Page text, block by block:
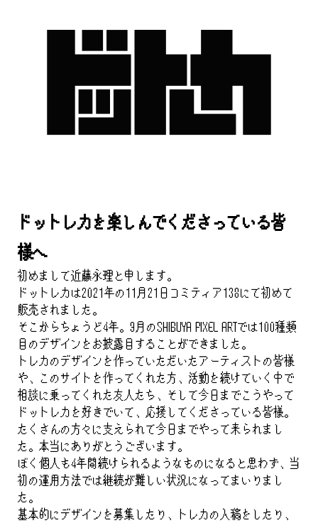
ドットレカを楽しんでくださっている皆
様へ
初めまして近藤永理と申します。
ドットレカは2021年の11月21日コミティア138にて初めて
販売されました。
そこからちょうど4年。9月のSHIBUYA PIXEL ARTでは100種類
目のデザインをお披露目することができました。
トレカのデザインを作っていただいたアーティストの皆様
や、このサイトを作ってくれた方、活動を続けていく中で
相談に乗ってくれた友人たち、そして今日までこうやって
ドットレカを好きでいて、応援してくださっている皆様。
たくさんの方々に支えられて今日までやって来られまし
た。本当にありがとうございます。
ぼく個人も4年間続けられるようなものになると思わず、当
初の運用方法では継続が難しい状況になってまいりまし
た。
基本的にデザインを募集したり、トレカの入稿をしたり、